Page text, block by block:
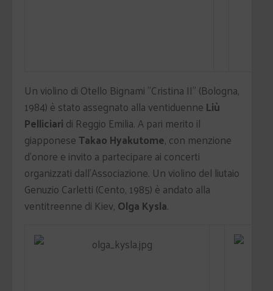
Un violino di Otello Bignami "Cristina II" (Bologna,
1984) è stato assegnato alla ventiduenne Liù
Pelliciari di Reggio Emilia. A pari merito il
giapponese Takao Hyakutome, con menzione
d'onore e invito a partecipare ai concerti
organizzati dall'Associazione. Un violino del liutaio
Genuzio Carletti (Cento, 1985) è andato alla
ventitreenne di Kiev, Olga Kysla.